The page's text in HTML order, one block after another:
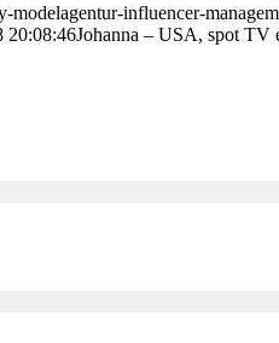
influencer-
20:08:46Johanna – USA, spot TV